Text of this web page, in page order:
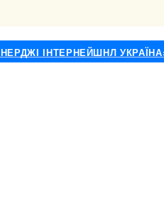
ІНТЕРНЕЙШНЛ